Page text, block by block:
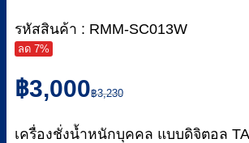
รหัสสินค้า : RMM-SC013W
ลด 7%
฿3,230
Original
price
฿3,230.
฿3,000
Current
price
฿3,000.
เครื่องชั่งน้ำหนักบุคคล แบบดิจิตอล